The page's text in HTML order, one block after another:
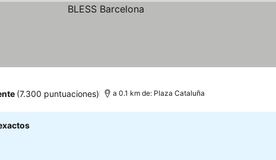
(7.300 puntuaciones) a 0.1 km de: Plaza Cataluña